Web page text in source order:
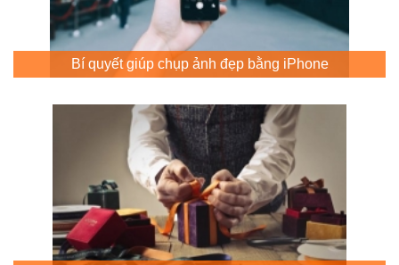
Bí quyết giúp chụp ảnh đẹp bằng iPhone